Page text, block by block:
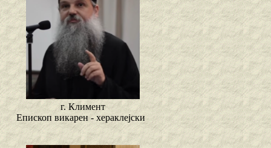
г. Климент
Епископ викарен - хераклејски